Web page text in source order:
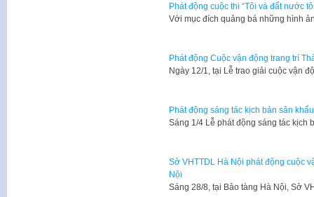
Phát động cuộc thi “Tôi và đất nước
​Với mục đích quảng bá những hình
Phát động Cuộc vận động trang trí
Ngày 12/1, tại Lễ trao giải cuộc vận
Phát động sáng tác kịch bản sân
Sáng 1/4 Lễ phát động sáng tác
Sở VHTTDL Hà Nội phát động cuộc
Nội
​Sáng 28/8, tại Bảo tàng Hà Nội, Sở